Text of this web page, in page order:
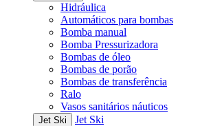
Hidráulica
Automáticos para bombas
Bomba manual
Bomba Pressurizadora
Bombas de óleo
Bombas de porão
Bombas de transferência
Ralo
Vasos sanitários náuticos
Jet Ski
Jet Ski